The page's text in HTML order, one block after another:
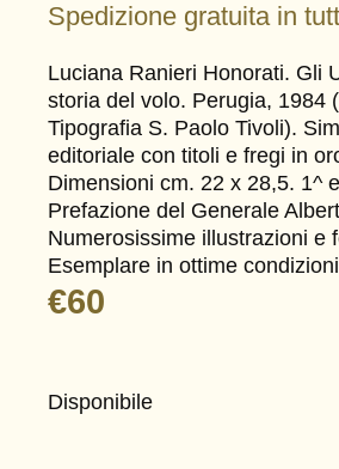
Spedizione gratuita in
Luciana Ranieri Honorati. Gli
storia del volo. Perugia, 1984
Tipografia S. Paolo Tivoli).
editoriale con titoli e fregi in
Dimensioni cm. 22 x 28,5. 1^
Prefazione del Generale
Numerosissime illustrazioni e
Esemplare in ottime
€60
Disponibile